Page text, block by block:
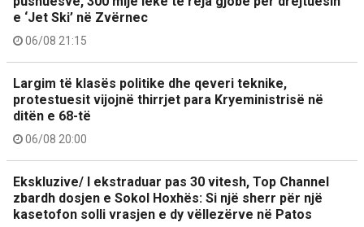
e ‘Jet Ski’ në Zvërnec
06/08 21:15
Largim të klasës politike dhe qeveri teknike,
protestuesit vijojnë thirrjet para Kryeministrisë në
ditën e 68-të
06/08 20:00
Ekskluzive/ I ekstraduar pas 30 vitesh, Top Channel
zbardh dosjen e Sokol Hoxhës: Si një sherr për një
kasetofon solli vrasjen e dy vëllezërve në Patos